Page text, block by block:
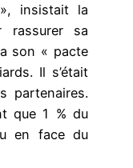
insistait la
rassurer sa
son « pacte
Il s’était
partenaires.
que 1 % du
en face du